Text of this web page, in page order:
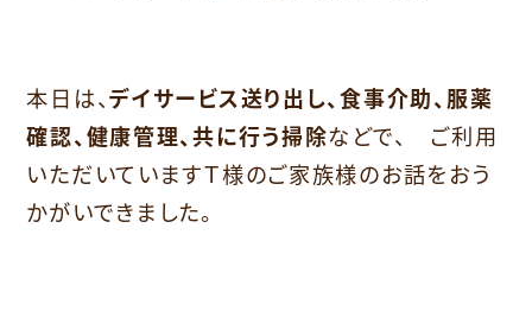
本日は、デイサービス送り出し、食事介助、服薬
確認、健康管理、共に行う掃除などで、 ご利用
いただいていますＴ様のご家族様のお話をおう
かがいできました。